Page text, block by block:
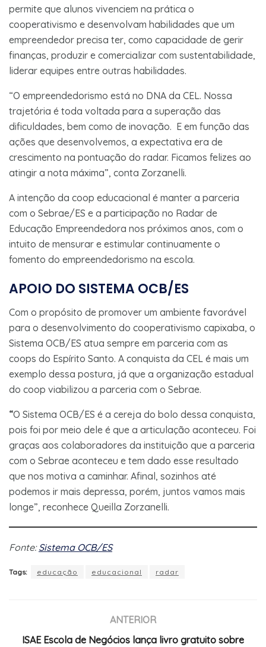
permite que alunos vivenciem na prática o
cooperativismo e desenvolvam habilidades que um
empreendedor precisa ter, como capacidade de gerir
finanças, produzir e comercializar com sustentabilidade,
liderar equipes entre outras habilidades.
“O empreendedorismo está no DNA da CEL. Nossa
trajetória é toda voltada para a superação das
dificuldades, bem como de inovação. E em função das
ações que desenvolvemos, a expectativa era de
crescimento na pontuação do radar. Ficamos felizes ao
atingir a nota máxima”, conta Zorzanelli.
A intenção da coop educacional é manter a parceria
com o Sebrae/ES e a participação no Radar de
Educação Empreendedora nos próximos anos, com o
intuito de mensurar e estimular continuamente o
fomento do empreendedorismo na escola.
APOIO DO SISTEMA OCB/ES
Com o propósito de promover um ambiente favorável
para o desenvolvimento do cooperativismo capixaba, o
Sistema OCB/ES atua sempre em parceria com as
coops do Espírito Santo. A conquista da CEL é mais um
exemplo dessa postura, já que a organização estadual
do coop viabilizou a parceria com o Sebrae.
“O Sistema OCB/ES é a cereja do bolo dessa conquista,
pois foi por meio dele é que a articulação aconteceu. Foi
graças aos colaboradores da instituição que a parceria
com o Sebrae aconteceu e tem dado esse resultado
que nos motiva a caminhar. Afinal, sozinhos até
podemos ir mais depressa, porém, juntos vamos mais
longe”, reconhece Queilla Zorzanelli.
Fonte:Sistema OCB/ES
Tags: educação educacional radar
ANTERIOR
ISAE Escola de Negócios lança livro gratuito sobre